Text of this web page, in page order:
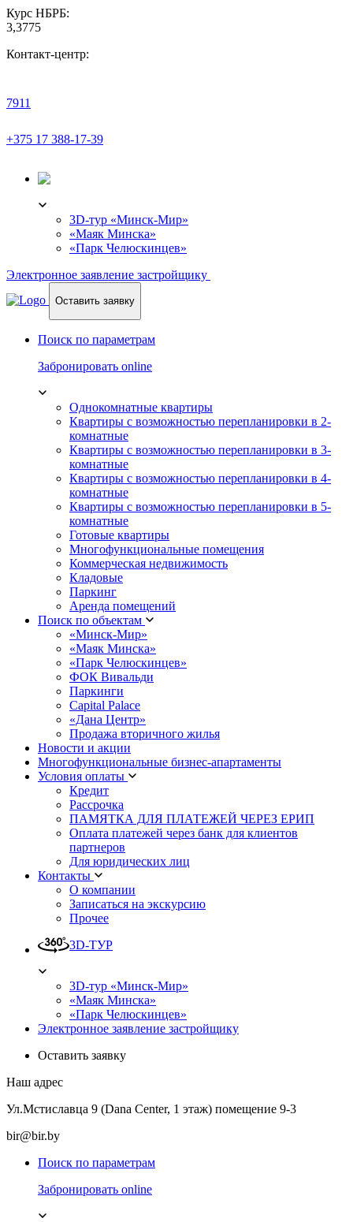
Курс НБРБ:
3,3775
Контакт-центр:
7911
+375 17 388-17-39
3D-тур «Минск-Мир»
«Маяк Минска»
«Парк Челюскинцев»
Электронное заявление застройщику
Оставить заявку
Поиск по параметрам
Забронировать online
Однокомнатные квартиры
Квартиры с возможностью перепланировки в 2-
комнатные
Квартиры с возможностью перепланировки в 3-
комнатные
Квартиры с возможностью перепланировки в 4-
комнатные
Квартиры с возможностью перепланировки в 5-
комнатные
Готовые квартиры
Многофункциональные помещения
Коммерческая недвижимость
Кладовые
Паркинг
Аренда помещений
Поиск по объектам
«Минск-Мир»
«Маяк Минска»
«Парк Челюскинцев»
ФОК Вивальди
Паркинги
Capital Palace
«Дана Центр»
Продажа вторичного жилья
Новости и акции
Многофункциональные бизнес-апартаменты
Условия оплаты
Кредит
Рассрочка
ПАМЯТКА ДЛЯ ПЛАТЕЖЕЙ ЧЕРЕЗ ЕРИП
Оплата платежей через банк для клиентов
партнеров
Для юридических лиц
Контакты
О компании
Записаться на экскурсию
Прочее
3D-ТУР
3D-тур «Минск-Мир»
«Маяк Минска»
«Парк Челюскинцев»
Электронное заявление застройщику
Оставить заявку
Наш адрес
Ул.Мстиславца 9 (Dana Center, 1 этаж) помещение 9-3
bir@bir.by
Поиск по параметрам
Забронировать online